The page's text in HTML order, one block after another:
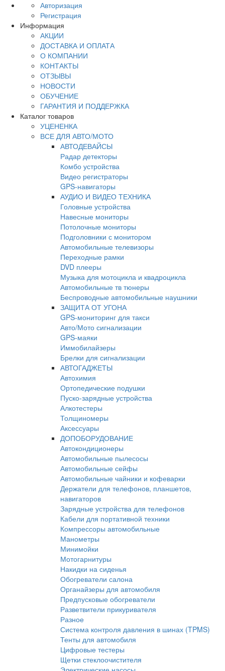
Авторизация
Регистрация
Информация
АКЦИИ
ДОСТАВКА И ОПЛАТА
О КОМПАНИИ
КОНТАКТЫ
ОТЗЫВЫ
НОВОСТИ
ОБУЧЕНИЕ
ГАРАНТИЯ И ПОДДЕРЖКА
Каталог товаров
УЦЕНЕНКА
ВСЕ ДЛЯ АВТО/МОТО
АВТОДЕВАЙСЫ
Радар детекторы
Комбо устройства
Видео регистраторы
GPS-навигаторы
АУДИО И ВИДЕО ТЕХНИКА
Головные устройства
Навесные мониторы
Потолочные мониторы
Подголовники с монитором
Автомобильные телевизоры
Переходные рамки
DVD плееры
Музыка для мотоцикла и квадроцикла
Автомобильные тв тюнеры
Беспроводные автомобильные наушники
ЗАЩИТА ОТ УГОНА
GPS-мониторинг для такси
Авто/Мото сигнализации
GPS-маяки
Иммобилайзеры
Брелки для сигнализации
АВТОГАДЖЕТЫ
Автохимия
Ортопедические подушки
Пуско-зарядные устройства
Алкотестеры
Толщиномеры
Аксессуары
ДОПОБОРУДОВАНИЕ
Автокондиционеры
Автомобильные пылесосы
Автомобильные сейфы
Автомобильные чайники и кофеварки
Держатели для телефонов, планшетов,
навигаторов
Зарядные устройства для телефонов
Кабели для портативной техники
Компрессоры автомобильные
Манометры
Минимойки
Мотогарнитуры
Накидки на сиденья
Обогреватели салона
Органайзеры для автомобиля
Предпусковые обогреватели
Разветвители прикуривателя
Разное
Система контроля давления в шинах (TPMS)
Тенты для автомобиля
Цифровые тестеры
Щетки стеклоочистителя